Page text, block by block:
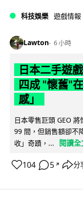
科技娛樂 遊戲情報
Lawton 6 小時
日本二手遊
四成 "懷舊"
感」
日本零售巨頭 GEO
99 間，但銷售額卻不
收」奇蹟，...
閱讀全
104 5 ↗ 分